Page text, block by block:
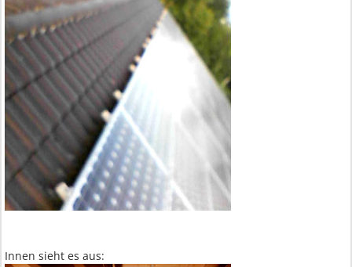
Innen sieht es aus: